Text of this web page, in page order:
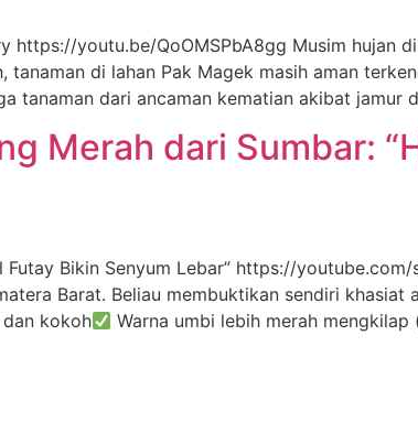
https://youtu.be/QoOMSPbA8gg Musim hujan
di lahan Pak Magek masih aman
tanaman dari ancaman kematian akibat jamur
Merah dari Sumbar:
Bikin Senyum Lebar” https://
Barat. Beliau membuktikan sendiri khasiat
kokoh Warna umbi lebih merah mengkilap